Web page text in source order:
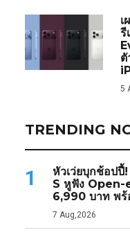
เ
รี
ตั
5
TRENDING
1
หัวเว่ยบุกช้อป
S หูฟัง Open-
6,990 บาท พร้
7 Aug,2026